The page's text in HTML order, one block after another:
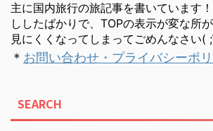
主に国内旅行の旅記事を書いています
ししたばかりで、TOPの表示が変な所が
見にくくなってしまってごめんなさい(
＊ お問い合わせ・プライバシーポ
SEARCH